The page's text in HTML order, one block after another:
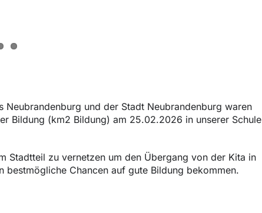
Neubrandenburg und der Stadt Neubrandenburg waren
Bildung (km2 Bildung) am 25.02.2026 in unserer Schule
Stadtteil zu vernetzen um den Übergang von der Kita in
Chancen auf gute Bildung bekommen.